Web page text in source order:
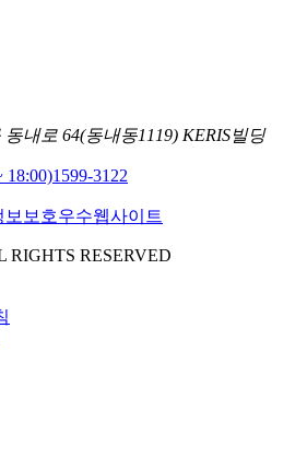
내로 64(동내동1119) KERIS빌딩
18:00)1599-3122
RIGHTS RESERVED